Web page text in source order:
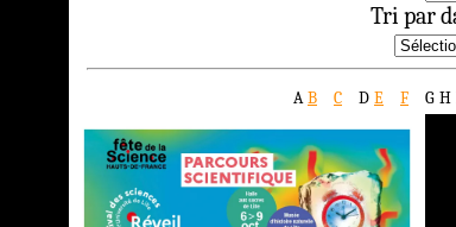
Tri par
A B C D E F G H